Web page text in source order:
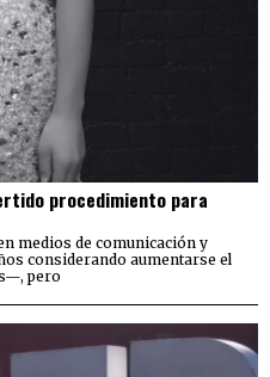
procedimiento para
medios de comunicación y
considerando aumentarse el
pero